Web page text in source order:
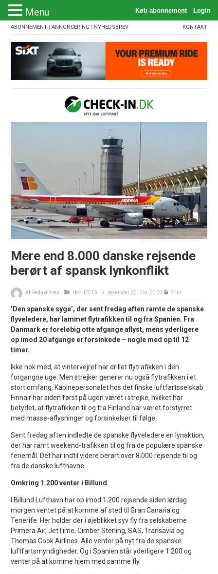
ABONNEMENT |ANNONCERING | NYHEDSBREV KONTAKT
Mere end 8.000 danske rejsende
berørt af spansk lynkonflikt
Af: Redaktionen i NYHEDER 4. december 2010 kl. 00:00 Print
’Den spanske syge’, der sent fredag aften ramte de spanske
flyveledere, har lammet flytrafikken til og fra Spanien. Fra
Danmark er foreløbig otte afgange aflyst, mens yderligere
op imod 20 afgange er forsinkede – nogle med op til 12
timer.
Ikke nok med, at vintervejret har drillet flytrafikken i den
forgangne uge. Men strejker generer nu også flytrafikken i et
stort omfang. Kabinepersonalet hos det finske luftfartsselskab
Finnair har siden først på ugen været i strejke, hvilket har
betydet, at flytrafikken til og fra Finland har været forstyrret
med masse-aflysninger og forsinkelser til følge.
Sent fredag aften indledte de spanske flyveledere en lynaktion,
der har ramt weekend-trafikken til og fra de populære spanske
feriemål. Det har indtil videre berørt over 8.000 rejsende til og
fra de danske lufthavne.
Omkring 1.200 venter i Billund
I Billund Lufthavn har op imod 1.200 rejsende siden lørdag
morgen ventet på at komme af sted til Gran Canaria og
Tenerife. Her holder der i øjeblikket syv fly fra selskaberne
Primera Air, JetTime, Cimber Sterling, SAS, Transavia og
Thomas Cook Airlines. Alle venter på nyt fra de spanske
luftfartsmyndigheder. Og i Spanien står yderligere 1.200 og
venter på at komme hjem med samme fly.
Menu